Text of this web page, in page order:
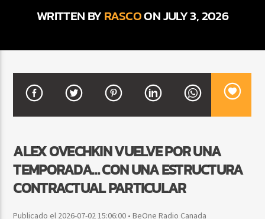
FIESTA DJ MIX
9:00 PM 12:00 AM
Beone Radio
WRITTEN BYRASCOON JULY 3, 2026
ALEX OVECHKIN VUELVE POR UNA
TEMPORADA… CON UNA ESTRUCTURA
CONTRACTUAL PARTICULAR
Publicado el 2026-07-02 15:06:00 • BeOne Radio Canada